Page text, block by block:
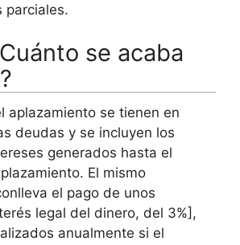
parciales.
se acaba
aplazamiento se tienen en
deudas y se incluyen los
generados hasta el
El mismo
el pago de unos
legal del dinero, del 3%],
anualmente si el